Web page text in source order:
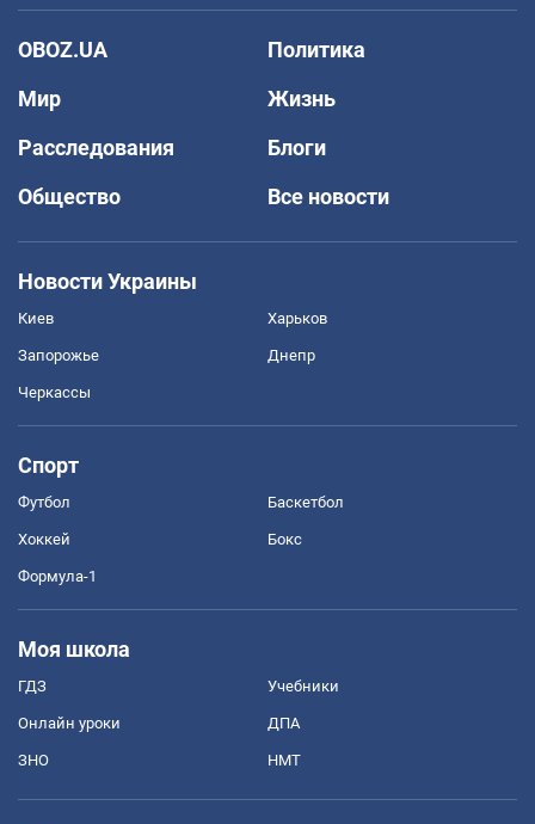
OBOZ.UA
Политика
Мир
Жизнь
Расследования
Блоги
Общество
Все новости
Новости Украины
Киев Харьков
Запорожье Днепр
Черкассы
Спорт
Футбол Баскетбол
Хоккей Бокс
Формула-1
Моя школа
ГДЗ Учебники
Онлайн уроки ДПА
ЗНО НМТ